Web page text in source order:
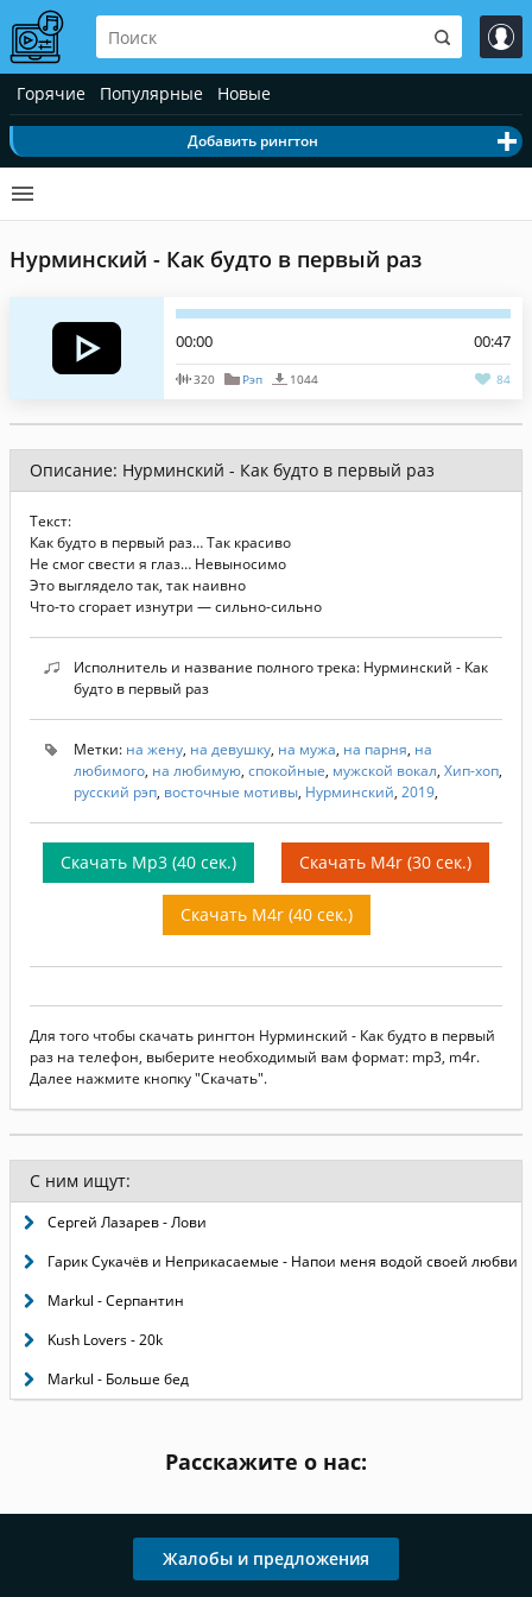
Горячие Популярные Новые
Добавить рингтон
Нурминский - Как будто в первый раз
00:00 00:47
320 Рэп 1044 84
Описание: Нурминский - Как будто в первый раз
Текст:
Как будто в первый раз… Так красиво
Не смог свести я глаз… Невыносимо
Это выглядело так, так наивно
Что-то сгорает изнутри — сильно-сильно
Исполнитель и название полного трека: Нурминский - Как
будто в первый раз
Метки: на жену, на девушку, на мужа, на парня, на
любимого, на любимую, спокойные, мужской вокал, Хип-хоп,
русский рэп, восточные мотивы, Нурминский, 2019,
Скачать Mp3 (40 сек.) Скачать M4r (30 сек.)
Скачать M4r (40 сек.)
Для того чтобы скачать рингтон Нурминский - Как будто в первый
раз на телефон, выберите необходимый вам формат: mp3, m4r.
Далее нажмите кнопку "Скачать".
С ним ищут:
Сергей Лазарев - Лови
Гарик Сукачёв и Неприкасаемые - Напои меня водой своей любви
Markul - Серпантин
Kush Lovers - 20k
Markul - Больше бед
Расскажите о нас:
Жалобы и предложения